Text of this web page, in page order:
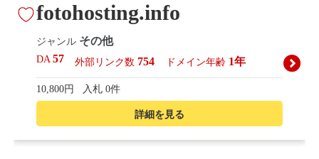
詳細を見る
fotohosting.info
ジャンル その他
DA57 外部リンク数 754 ドメイン年齢 1年
10,800円 入札 0件